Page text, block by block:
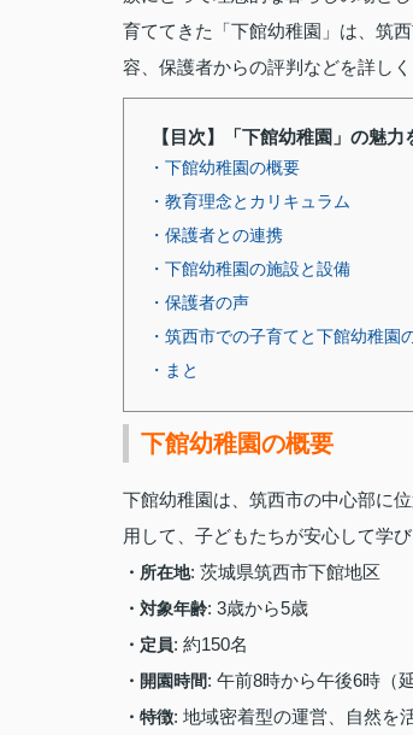
育ててきた「下館幼稚園」は、筑
容、保護者からの評判などを詳しく
【目次】「下館幼稚園」の魅
・下館幼稚園の概要
・教育理念とカリキュラム
・保護者との連携
・下館幼稚園の施設と設備
・保護者の声
・筑西市での子育てと下館幼稚園
・まと
下館幼稚園の概要
下館幼稚園は、筑西市の中心部に
用して、子どもたちが安心して学
・所在地: 茨城県筑西市下館地区
・対象年齢: 3歳から5歳
・定員: 約150名
・開園時間: 午前8時から午後6時（
・特徴: 地域密着型の運営、自然を